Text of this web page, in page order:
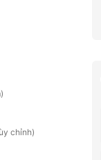
chỉnh)